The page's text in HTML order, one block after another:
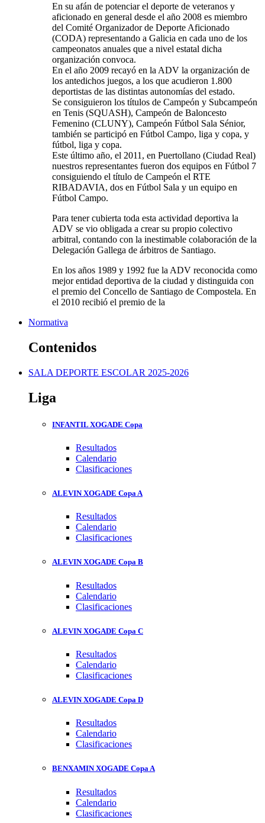
En su afán de potenciar el deporte de veteranos y
aficionado en general desde el año 2008 es miembro
del Comité Organizador de Deporte Aficionado
(CODA) representando a Galicia en cada uno de los
campeonatos anuales que a nivel estatal dicha
organización convoca.
En el año 2009 recayó en la ADV la organización de
los antedichos juegos, a los que acudieron 1.800
deportistas de las distintas autonomías del estado.
Se consiguieron los títulos de Campeón y Subcampeón
en Tenis (SQUASH), Campeón de Baloncesto
Femenino (CLUNY), Campeón Fútbol Sala Sénior,
también se participó en Fútbol Campo, liga y copa, y
fútbol, liga y copa.
Este último año, el 2011, en Puertollano (Ciudad Real)
nuestros representantes fueron dos equipos en Fútbol 7
consiguiendo el título de Campeón el RTE
RIBADAVIA, dos en Fútbol Sala y un equipo en
Fútbol Campo.
Para tener cubierta toda esta actividad deportiva la
ADV se vio obligada a crear su propio colectivo
arbitral, contando con la inestimable colaboración de la
Delegación Gallega de árbitros de Santiago.
En los años 1989 y 1992 fue la ADV reconocida como
mejor entidad deportiva de la ciudad y distinguida con
el premio del Concello de Santiago de Compostela. En
el 2010 recibió el premio de la
Normativa
Contenidos
SALA DEPORTE ESCOLAR 2025-2026
Liga
INFANTIL XOGADE Copa
Resultados
Calendario
Clasificaciones
ALEVIN XOGADE Copa A
Resultados
Calendario
Clasificaciones
ALEVIN XOGADE Copa B
Resultados
Calendario
Clasificaciones
ALEVIN XOGADE Copa C
Resultados
Calendario
Clasificaciones
ALEVIN XOGADE Copa D
Resultados
Calendario
Clasificaciones
BENXAMIN XOGADE Copa A
Resultados
Calendario
Clasificaciones